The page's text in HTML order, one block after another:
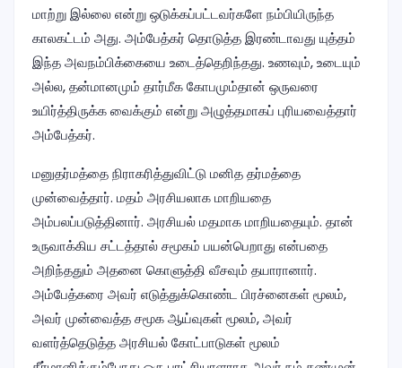
மாற்று இல்லை என்று ஒடுக்கப்பட்டவர்களே நம்பியிருந்த
காலகட்டம் அது. அம்பேத்கர் தொடுத்த இரண்டாவது யுத்தம்
இந்த அவநம்பிக்கையை உடைத்தெறிந்தது. உணவும், உடையும்
அல்ல, தன்மானமும் தார்மீக கோபமும்தான் ஒருவரை
உயிர்த்திருக்க வைக்கும் என்று அழுத்தமாகப் புரியவைத்தார்
அம்பேத்கர்.
மனுதர்மத்தை நிராகரித்துவிட்டு மனித தர்மத்தை
முன்வைத்தார். மதம் அரசியலாக மாறியதை
அம்பலப்படுத்தினார். அரசியல் மதமாக மாறியதையும். தான்
உருவாக்கிய சட்டத்தால் சமூகம் பயன்பெறாது என்பதை
அறிந்ததும் அதனை கொளுத்தி வீசவும் தயாரானார்.
அம்பேத்கரை அவர் எடுத்துக்கொண்ட பிரச்னைகள் மூலம்,
அவர் முன்வைத்த சமூக ஆய்வுகள் மூலம், அவர்
வளர்த்தெடுத்த அரசியல் கோட்பாடுகள் மூலம்